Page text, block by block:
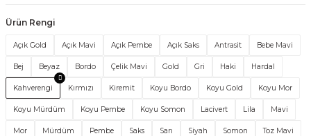
Ürün Rengi
Açık Gold Açık Mavi Açık Pembe Açık Saks Antrasit Bebe Mavi
Bej Beyaz Bordo Çelik Mavi Gold Gri Haki Hardal
Kahverengi Kırmızı Kiremit Koyu Bordo Koyu Gold Koyu Mor
Koyu Mürdüm Koyu Pembe Koyu Somon Lacivert Lila Mavi
Mor Mürdüm Pembe Saks Sarı Siyah Somon Toz Mavi